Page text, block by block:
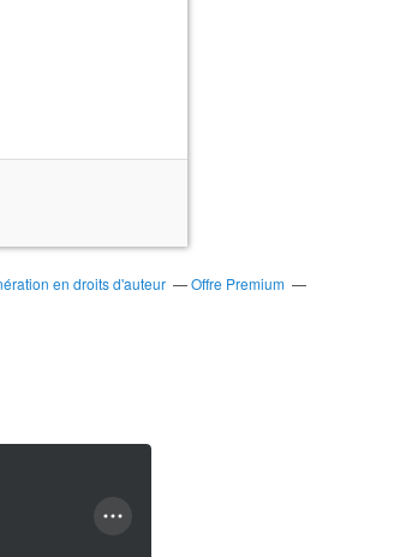
en droits d'auteur
Offre Premium